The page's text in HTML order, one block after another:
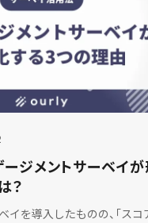
ージメントサーベイ
？
イを導入したものの、「ス